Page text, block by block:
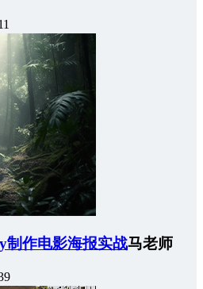
作电影海报实战马老师